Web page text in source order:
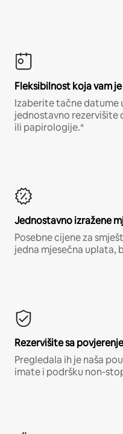
Fleksibilnost koja vam
Izaberite tačne datume
jednostavno rezervišite
ili papirologije.*
Jednostavno izražene
Posebne cijene za
jedna mjesečna uplata,
Rezervišite sa
Pregledala ih je naša
imate i podršku non-